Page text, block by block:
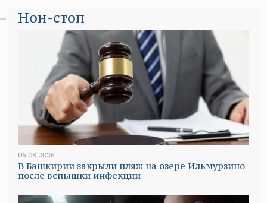
Нон-стоп
06.08.2026
В Башкирии закрыли пляж на озере Ильмурзино
после вспышки инфекции